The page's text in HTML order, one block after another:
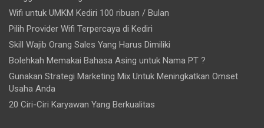
Wifi untuk UMKM Kediri 100 ribuan / Bulan
Pilih Provider Wifi Terpercaya di Kediri
Skill Wajib Orang Sales Yang Harus Dimiliki
Bolehkah Memakai Bahasa Asing untuk Nama PT ?
Gunakan Strategi Marketing Mix Untuk Meningkatkan Omset
Usaha Anda
20 Ciri-Ciri Karyawan Yang Berkualitas